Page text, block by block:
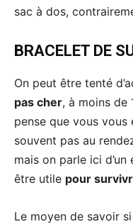
sac à dos,
BRACELET DE
On peut être tenté
pas cher, à moins de
pense que vous vous
souvent pas au
mais on parle ici
être utile pour
Le moyen de savoir